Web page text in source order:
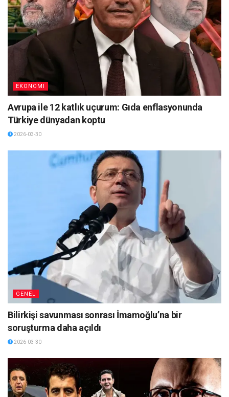
EKONOMI
Avrupa ile 12 katlık uçurum: Gıda enflasyonunda
Türkiye dünyadan koptu
2026-03-30
GENEL
Bilirkişi savunması sonrası İmamoğlu’na bir
soruşturma daha açıldı
2026-03-30